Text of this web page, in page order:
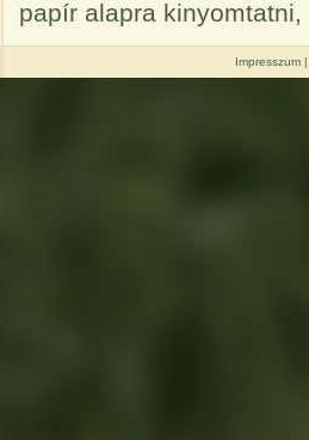
papír alapra
Impresszum